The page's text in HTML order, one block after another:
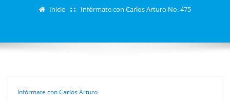
Inicio Infórmate con Carlos Arturo No. 475
Infórmate con Carlos Arturo